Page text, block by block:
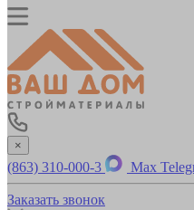
×
(863) 310-000-3 Max
Заказать звонок